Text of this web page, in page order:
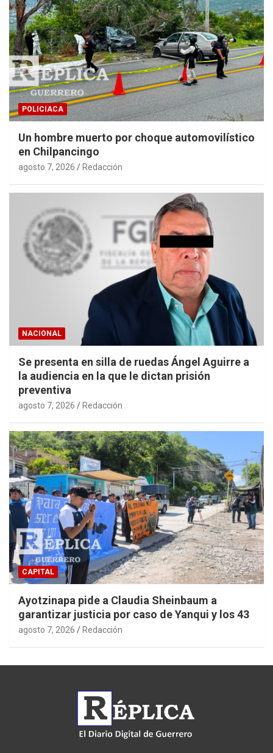
POLICIACA
Un hombre muerto por choque automovilístico
en Chilpancingo
agosto 7, 2026 Redacción
NACIONAL
Se presenta en silla de ruedas Ángel Aguirre a
la audiencia en la que le dictan prisión
preventiva
agosto 7, 2026 Redacción
CAPITAL
Ayotzinapa pide a Claudia Sheinbaum a
garantizar justicia por caso de Yanqui y los 43
agosto 7, 2026 Redacción